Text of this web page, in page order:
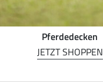
Pferdedecken
JETZT SHOPPEN